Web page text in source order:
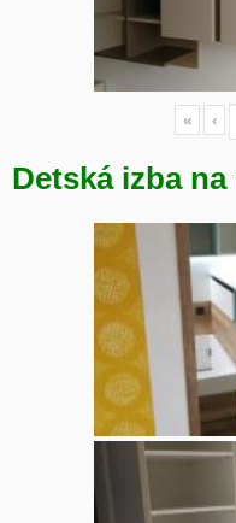
« ‹
Detská izba na